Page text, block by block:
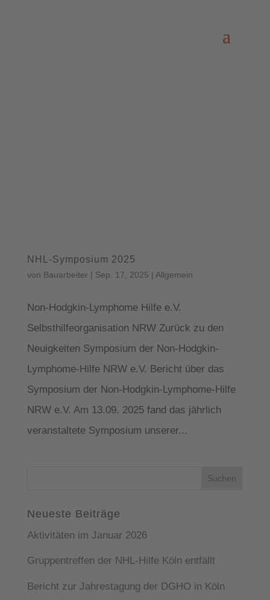
NHL-Symposium 2025
von Bauarbeiter | Sep. 17, 2025 | Allgemein
Non-Hodgkin-Lymphome Hilfe e.V.
Selbsthilfeorganisation NRW Zurück zu den
Neuigkeiten Symposium der Non-Hodgkin-
Lymphome-Hilfe NRW e.V. Bericht über das
Symposium der Non-Hodgkin-Lymphome-Hilfe
NRW e.V. Am 13.09. 2025 fand das jährlich
veranstaltete Symposium unserer...
Neueste Beiträge
Aktivitäten im Januar 2026
Gruppentreffen der NHL-Hilfe Köln entfällt
Bericht zur Jahrestagung der DGHO in Köln